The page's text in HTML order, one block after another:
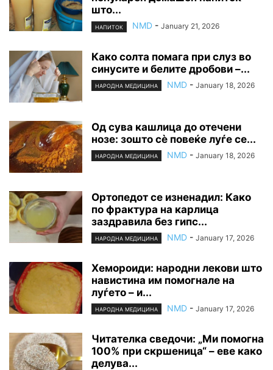
што...
НАПИТОК NMD - January 21, 2026
Како солта помага при слуз во
синусите и белите дробови –...
НАРОДНА МЕДИЦИНА NMD - January 18, 2026
Од сува кашлица до отечени
нозе: зошто сè повеќе луѓе се...
НАРОДНА МЕДИЦИНА NMD - January 18, 2026
Ортопедот се изненадил: Како
по фрактура на карлица
заздравила без гипс...
НАРОДНА МЕДИЦИНА NMD - January 17, 2026
Хемороиди: народни лекови што
навистина им помогнале на
луѓето – и...
НАРОДНА МЕДИЦИНА NMD - January 17, 2026
Читателка сведочи: „Ми помогна
100% при скршеница“ – еве како
делува...